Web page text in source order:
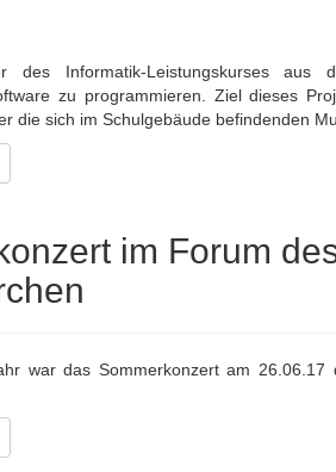
des Informatik-Leistungskurses
zu programmieren. Ziel dieses
die sich im Schulgebäude befindenden
im Forum
war das Sommerkonzert am 26.06.17